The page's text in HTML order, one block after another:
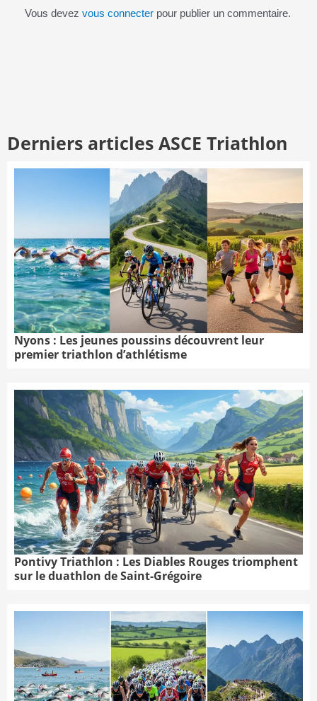
Vous devez vous connecterpour publier un commentaire.
Derniers articles ASCE Triathlon
Nyons : Les jeunes poussins découvrent leur
premier triathlon d’athlétisme
Pontivy Triathlon : Les Diables Rouges triomphent
sur le duathlon de Saint-Grégoire